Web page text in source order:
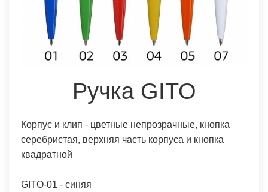
Ручка GITO
Корпус и клип - цветные непрозрачные, кнопка
серебристая, верхняя часть корпуса и кнопка
квадратной
GITO-01 - синяя